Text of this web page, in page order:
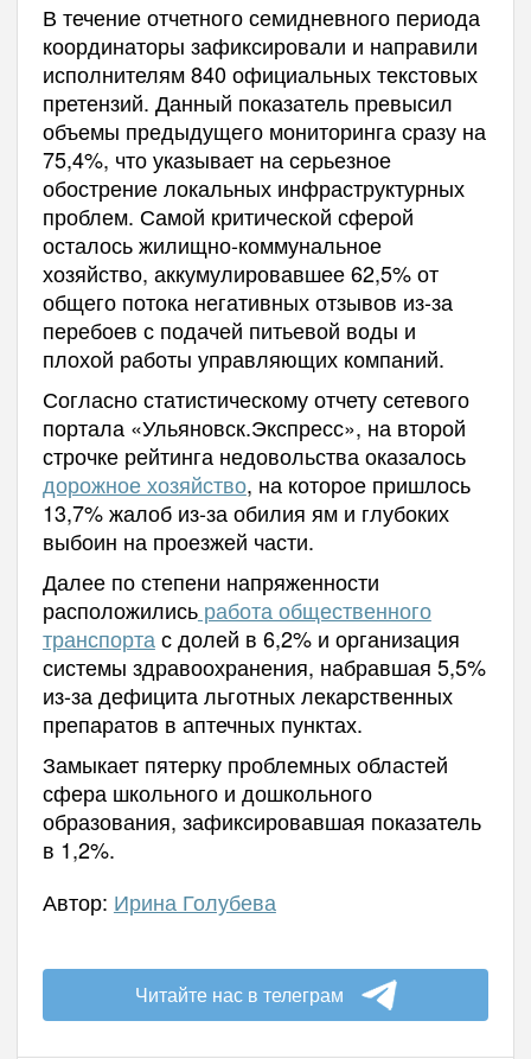
В течение отчетного семидневного периода
координаторы зафиксировали и направили
исполнителям 840 официальных текстовых
претензий. Данный показатель превысил
объемы предыдущего мониторинга сразу на
75,4%, что указывает на серьезное
обострение локальных инфраструктурных
проблем. Самой критической сферой
осталось жилищно-коммунальное
хозяйство, аккумулировавшее 62,5% от
общего потока негативных отзывов из-за
перебоев с подачей питьевой воды и
плохой работы управляющих компаний.
Согласно статистическому отчету сетевого
портала «Ульяновск.Экспресс», на второй
строчке рейтинга недовольства оказалось
дорожное хозяйство, на которое пришлось
13,7% жалоб из-за обилия ям и глубоких
выбоин на проезжей части.
Далее по степени напряженности
расположилисьработа общественного
транспорта с долей в 6,2% и организация
системы здравоохранения, набравшая 5,5%
из-за дефицита льготных лекарственных
препаратов в аптечных пунктах.
Замыкает пятерку проблемных областей
сфера школьного и дошкольного
образования, зафиксировавшая показатель
в 1,2%.
Автор: Ирина Голубева
Читайте нас в телеграм